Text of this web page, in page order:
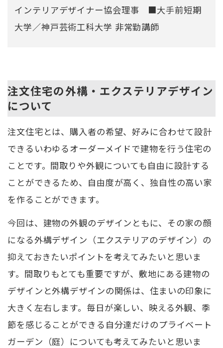
インテリアデザイナー協会理事 ■大手前短期
大学／神戸芸術工科大学 非常勤講師
注文住宅の外構・エクステリアデザイン
について
注文住宅とは、購入者の希望、好みに合わせて設計
できるいわゆるオーダーメイドで建物を行う住宅の
ことです。間取りや外観についても自由に設計する
ことができるため、自由度が高く、独自性の高い家
を作ることができます。
今回は、建物の外観のデザインともに、その家の顔
になる外構デザイン（エクステリアのデザイン）の
抑えておきたいポイントを考えてみたいと思いま
す。間取りもとても重要ですが、敷地にある建物の
デザインと外構デザインの関係は、住まいの印象に
大きく左右します。毎日が楽しい、映える外観、季
節を感じることができる自分達だけのプライベート
ガーデン（庭）についても考えてみたいと思いま